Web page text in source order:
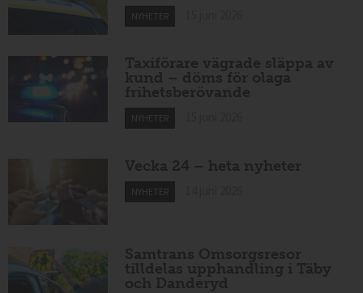
NYHETER
Taxiförare vägrade släppa av
kund – döms för olaga
frihetsberövande
NYHETER
Vecka 24 – heta nyheter
NYHETER
Samtrans Omsorgsresor
tilldelas upphandling i Täby
och Danderyd